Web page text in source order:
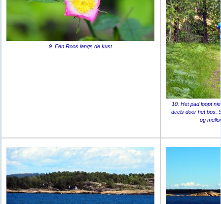
9. Een Roos langs de kust
10. Het pad loopt
deels door het bos.
og